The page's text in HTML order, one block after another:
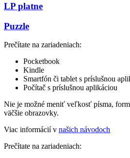
LP platne
Puzzle
Prečítate na zariadeniach:
Pocketbook
Kindle
Smartfón či tablet s príslušnou
Počítač s príslušnou aplikáciou
Nie je možné meniť veľkosť písma,
väčšie obrazovky.
Viac informácií v našich návodoch
Prečítate na zariadeniach: